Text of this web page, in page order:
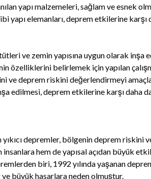
yapı malzemeleri, sağlam ve esnek
yapı elemanları, deprem etkilerine karşı
ve zemin yapısına uygun olarak
özelliklerini belirlemek için yapılan
ve deprem riskini değerlendirmeyi
edilmesi, deprem etkilerine karşı daha
depremler, bölgenin deprem riskini
hem de yapısal açıdan büyük
biri, 1992 yılında yaşanan
büyük hasarlara neden olmuştur.